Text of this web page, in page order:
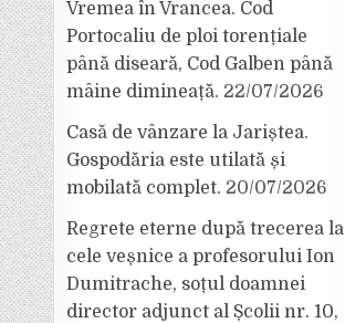
Vremea în Vrancea. Cod
Portocaliu de ploi torențiale
până diseară, Cod Galben până
mâine dimineață. 22/07/2026
Casă de vânzare la Jariștea.
Gospodăria este utilată și
mobilată complet. 20/07/2026
Regrete eterne după trecerea la
cele veșnice a profesorului Ion
Dumitrache, soțul doamnei
director adjunct al Școlii nr. 10,